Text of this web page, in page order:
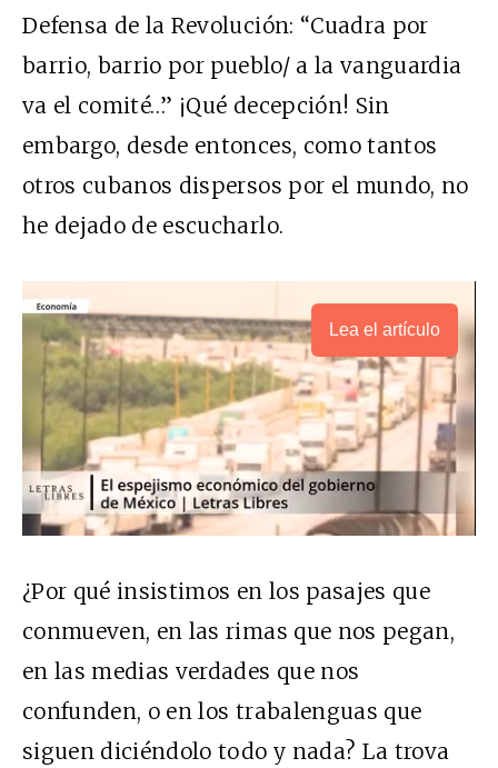
Defensa de la Revolución: “Cuadra por
barrio, barrio por pueblo/ a la vanguardia
va el comité…” ¡Qué decepción! Sin
embargo, desde entonces, como tantos
otros cubanos dispersos por el mundo, no
he dejado de escucharlo.
Lea el artículo
¿Por qué insistimos en los pasajes que
conmueven, en las rimas que nos pegan,
en las medias verdades que nos
confunden, o en los trabalenguas que
siguen diciéndolo todo y nada? La trova